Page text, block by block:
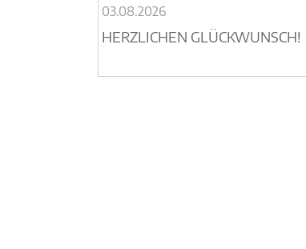
03.08.2026
HERZLICHEN GLÜCKWUNSCH!